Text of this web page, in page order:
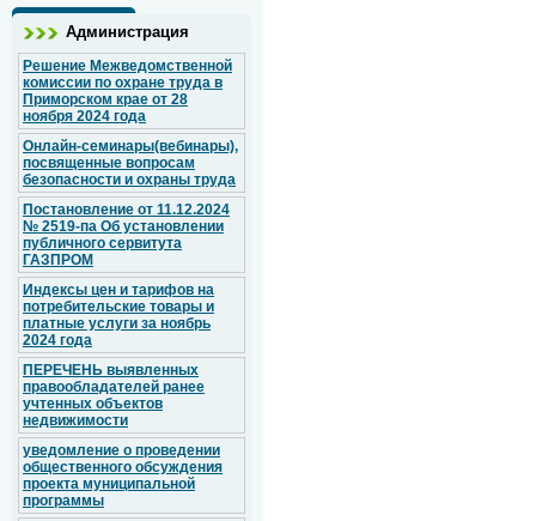
Администрация
Решение Межведомственной
комиссии по охране труда в
Приморском крае от 28
ноября 2024 года
Онлайн-семинары(вебинары),
посвященные вопросам
безопасности и охраны труда
Постановление от 11.12.2024
№ 2519-па Об установлении
публичного сервитута
ГАЗПРОМ
Индексы цен и тарифов на
потребительские товары и
платные услуги за ноябрь
2024 года
ПЕРЕЧЕНЬ выявленных
правообладателей ранее
учтенных объектов
недвижимости
уведомление о проведении
общественного обсуждения
проекта муниципальной
программы